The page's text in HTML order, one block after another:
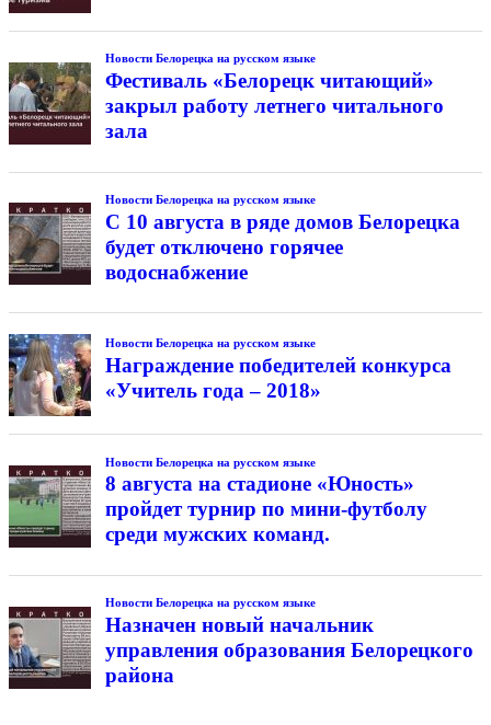
Новости Белорецка на русском языке
Фестиваль «Белорецк читающий»
закрыл работу летнего читального
зала
Новости Белорецка на русском языке
С 10 августа в ряде домов Белорецка
будет отключено горячее
водоснабжение
Новости Белорецка на русском языке
Награждение победителей конкурса
«Учитель года – 2018»
Новости Белорецка на русском языке
8 августа на стадионе «Юность»
пройдет турнир по мини-футболу
среди мужских команд.
Новости Белорецка на русском языке
Назначен новый начальник
управления образования Белорецкого
района